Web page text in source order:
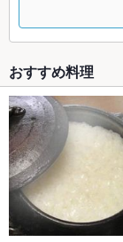
おすすめ料理